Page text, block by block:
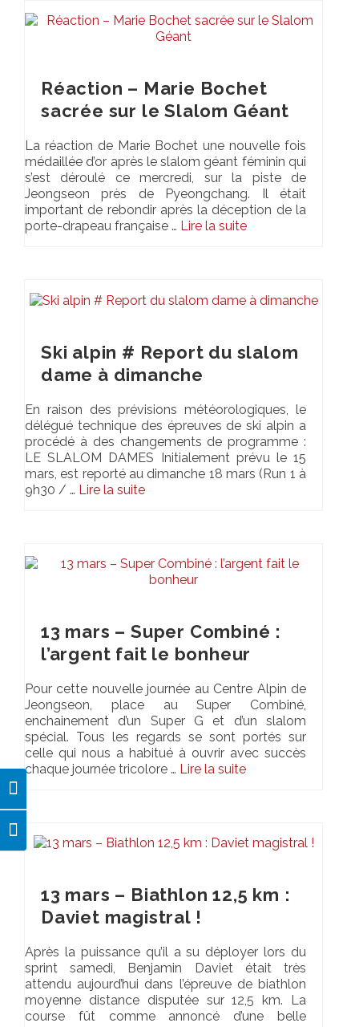
Passer en contraste élevé
Changer la taille de la police
Réaction – Marie Bochet
sacrée sur le Slalom Géant
La réaction de Marie Bochet une nouvelle fois
médaillée d’or après le slalom géant féminin qui
s’est déroulé ce mercredi, sur la piste de
Jeongseon près de Pyeongchang. Il était
important de rebondir après la déception de la
porte-drapeau française … Lire la suite­­
Ski alpin # Report du slalom
dame à dimanche
En raison des prévisions météorologiques, le
délégué technique des épreuves de ski alpin a
procédé à des changements de programme :
LE SLALOM DAMES Initialement prévu le 15
mars, est reporté au dimanche 18 mars (Run 1 à
9h30 / … Lire la suite­­
13 mars – Super Combiné :
l’argent fait le bonheur
Pour cette nouvelle journée au Centre Alpin de
Jeongseon, place au Super Combiné,
enchainement d’un Super G et d’un slalom
spécial. Tous les regards se sont portés sur
celle qui nous a habitué à ouvrir avec succès
chaque journée tricolore … Lire la suite­­
13 mars – Biathlon 12,5 km :
Daviet magistral !
Après la puissance qu’il a su déployer lors du
sprint samedi, Benjamin Daviet était très
attendu aujourd’hui dans l’épreuve de biathlon
moyenne distance disputée sur 12,5 km. La
course fût comme annoncé d’une belle